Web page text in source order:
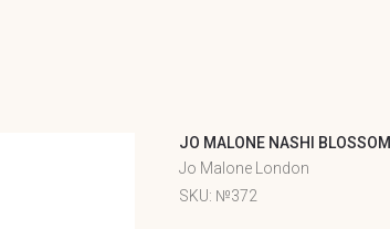
JO MALONE NASHI BLOSSOM
Jo Malone London
SKU: №372